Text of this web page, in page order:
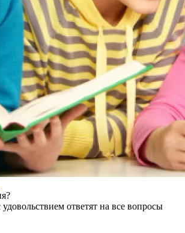
ответят на все вопросы